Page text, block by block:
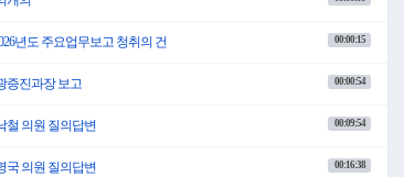
년도 주요업무보고 청취의 건 00:00:15
증진과장 보고 00:00:54
철 의원 질의답변 00:09:54
국 의원 질의답변 00:16:38